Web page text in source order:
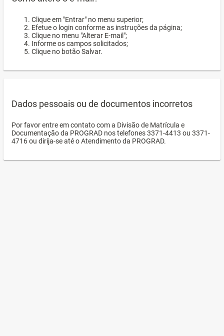
Clique em "Entrar" no menu superior;
Efetue o login conforme as instruções da página;
Clique no menu "Alterar E-mail";
Informe os campos solicitados;
Clique no botão Salvar.
Dados pessoais ou de documentos incorretos
Por favor entre em contato com a Divisão de Matrícula e
Documentação da PROGRAD nos telefones 3371-4413 ou 3371-
4716 ou dirija-se até o Atendimento da PROGRAD.